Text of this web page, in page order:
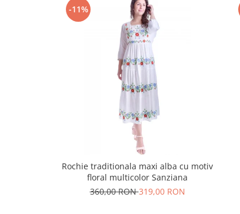
-11%
Rochie traditionala maxi alba cu motiv
floral multicolor Sanziana
360,00 RON319,00 RON